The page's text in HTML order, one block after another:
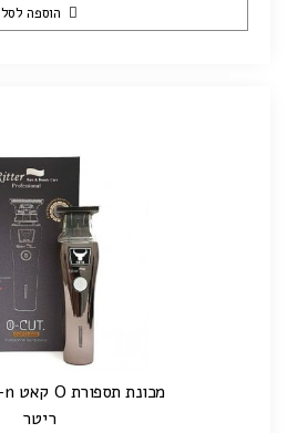
הוספה לסל
מכונת תספורת O קאט XSZ-10S-n –
ריטר